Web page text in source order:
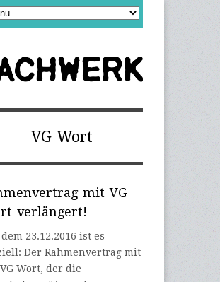
VG Wort
mit VG
verlängert!
23.12.2016 ist es
Der Rahmenvertrag mit
Wort, der die